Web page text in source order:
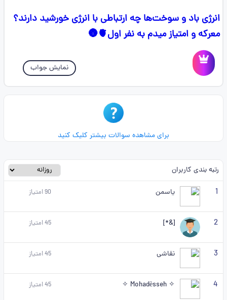
انرژی باد و سوخت‌ها چه ارتباطی با انرژی خورشید دارند؟
معرکه و امتیاز میدم به نفر اول🫀🌚
نمایش جواب
برای مشاهده سوالات بیشتر کلیک کنید
رتبه بندی کاربران
1 یاسمن 90امتیاز
2
[&*]
45امتیاز
3 نقاشی 45امتیاز
4
✧ Mohadèsseh ✧
45امتیاز